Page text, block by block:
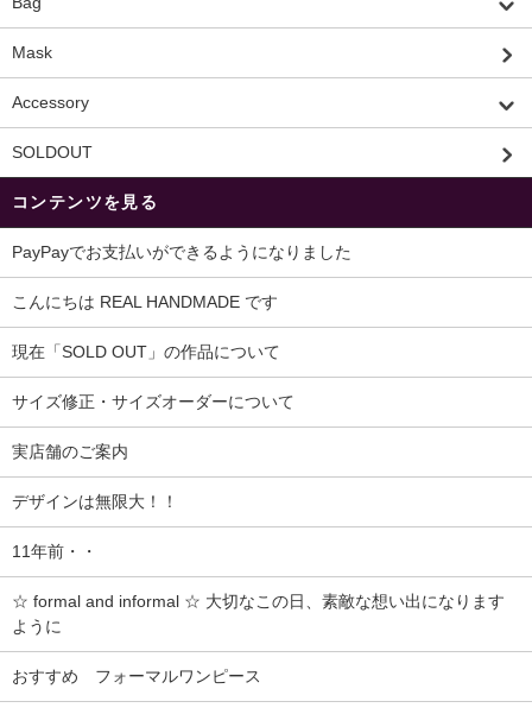
Mask
Accessory
SOLDOUT
コンテンツを見る
PayPayでお支払いができるようになりました
こんにちは REAL HANDMADE です
現在「SOLD OUT」の作品について
サイズ修正・サイズオーダーについて
実店舗のご案内
デザインは無限大！！
11年前・・
☆ formal and informal ☆ 大切なこの日、素敵な想い出になります
ように
おすすめ フォーマルワンピース